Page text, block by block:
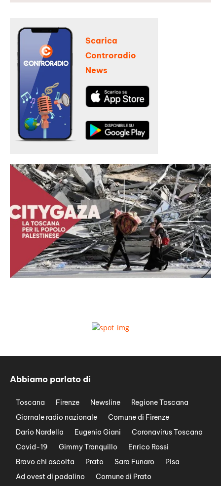
Scarica
Controradio
News
Abbiamo parlato di
Toscana Firenze Newsline
Regione Toscana
Giornale radio nazionale
Comune di Firenze
Dario Nardella
Eugenio Giani
Coronavirus Toscana
Covid-19
Gimmy Tranquillo
Enrico Rossi
Bravo chi ascolta
Prato Sara Funaro
Pisa
Ad ovest di padalino
Comune di Prato